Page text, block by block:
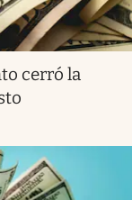
cerró la